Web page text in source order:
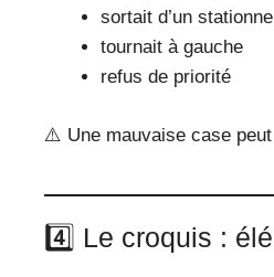
sortait d’un
tournait à gauche
refus de priorité
⚠️ Une mauvaise case
4️⃣ Le croquis :